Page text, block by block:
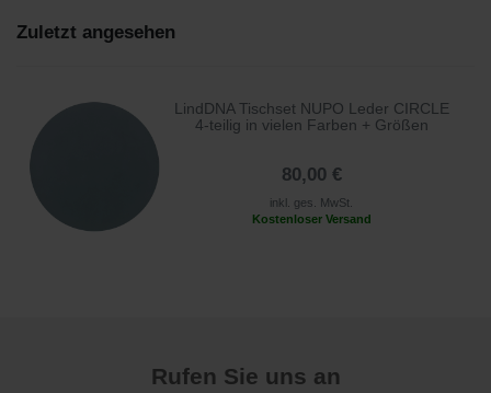
Zuletzt angesehen
LindDNA Tischset NUPO Leder CIRCLE
4-teilig in vielen Farben + Größen
80,00 €
inkl. ges. MwSt.
Kostenloser Versand
Rufen Sie uns an